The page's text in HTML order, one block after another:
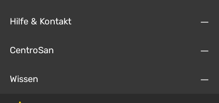
Hilfe & Kontakt
CentroSan
Wissen